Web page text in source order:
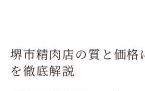
堺市精肉店の質と価格
を徹底解説